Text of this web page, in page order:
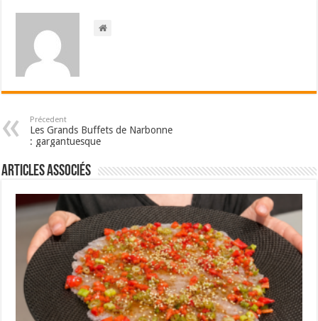
Précedent
Les Grands Buffets de Narbonne
: gargantuesque
Articles associés